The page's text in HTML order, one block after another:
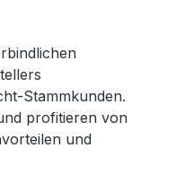
Stammkunden.
profitieren von
und